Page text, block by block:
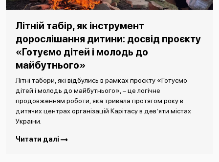
Літній табір, як інструмент
дорослішання дитини: досвід проєкту
«Готуємо дітей і молодь до
майбутнього»
Літні табори, які відбулись в рамках проєкту «Готуємо
дітей і молодь до майбутнього», – це логічне
продовженням роботи, яка тривала протягом року в
дитячих центрах організацій Карітасу в дев’яти містах
України.
Читати далі